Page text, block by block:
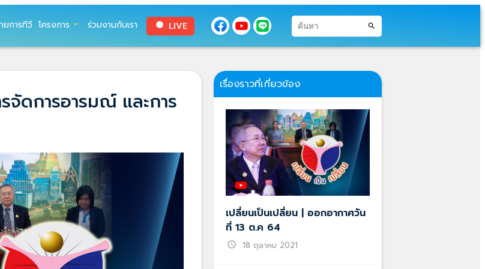
ยการทีวี โครงการ expand_more ร่วมงานกับเรา circle LIVE search
จัดการอารมณ์ และการ
เรื่องราวที่เกี่ยวข้อง
เปลี่ยนเป็นเปลี่ยน | ออกอากาศวัน
ที่ 13 ต.ค 64
schedule 18 ตุลาคม 2021